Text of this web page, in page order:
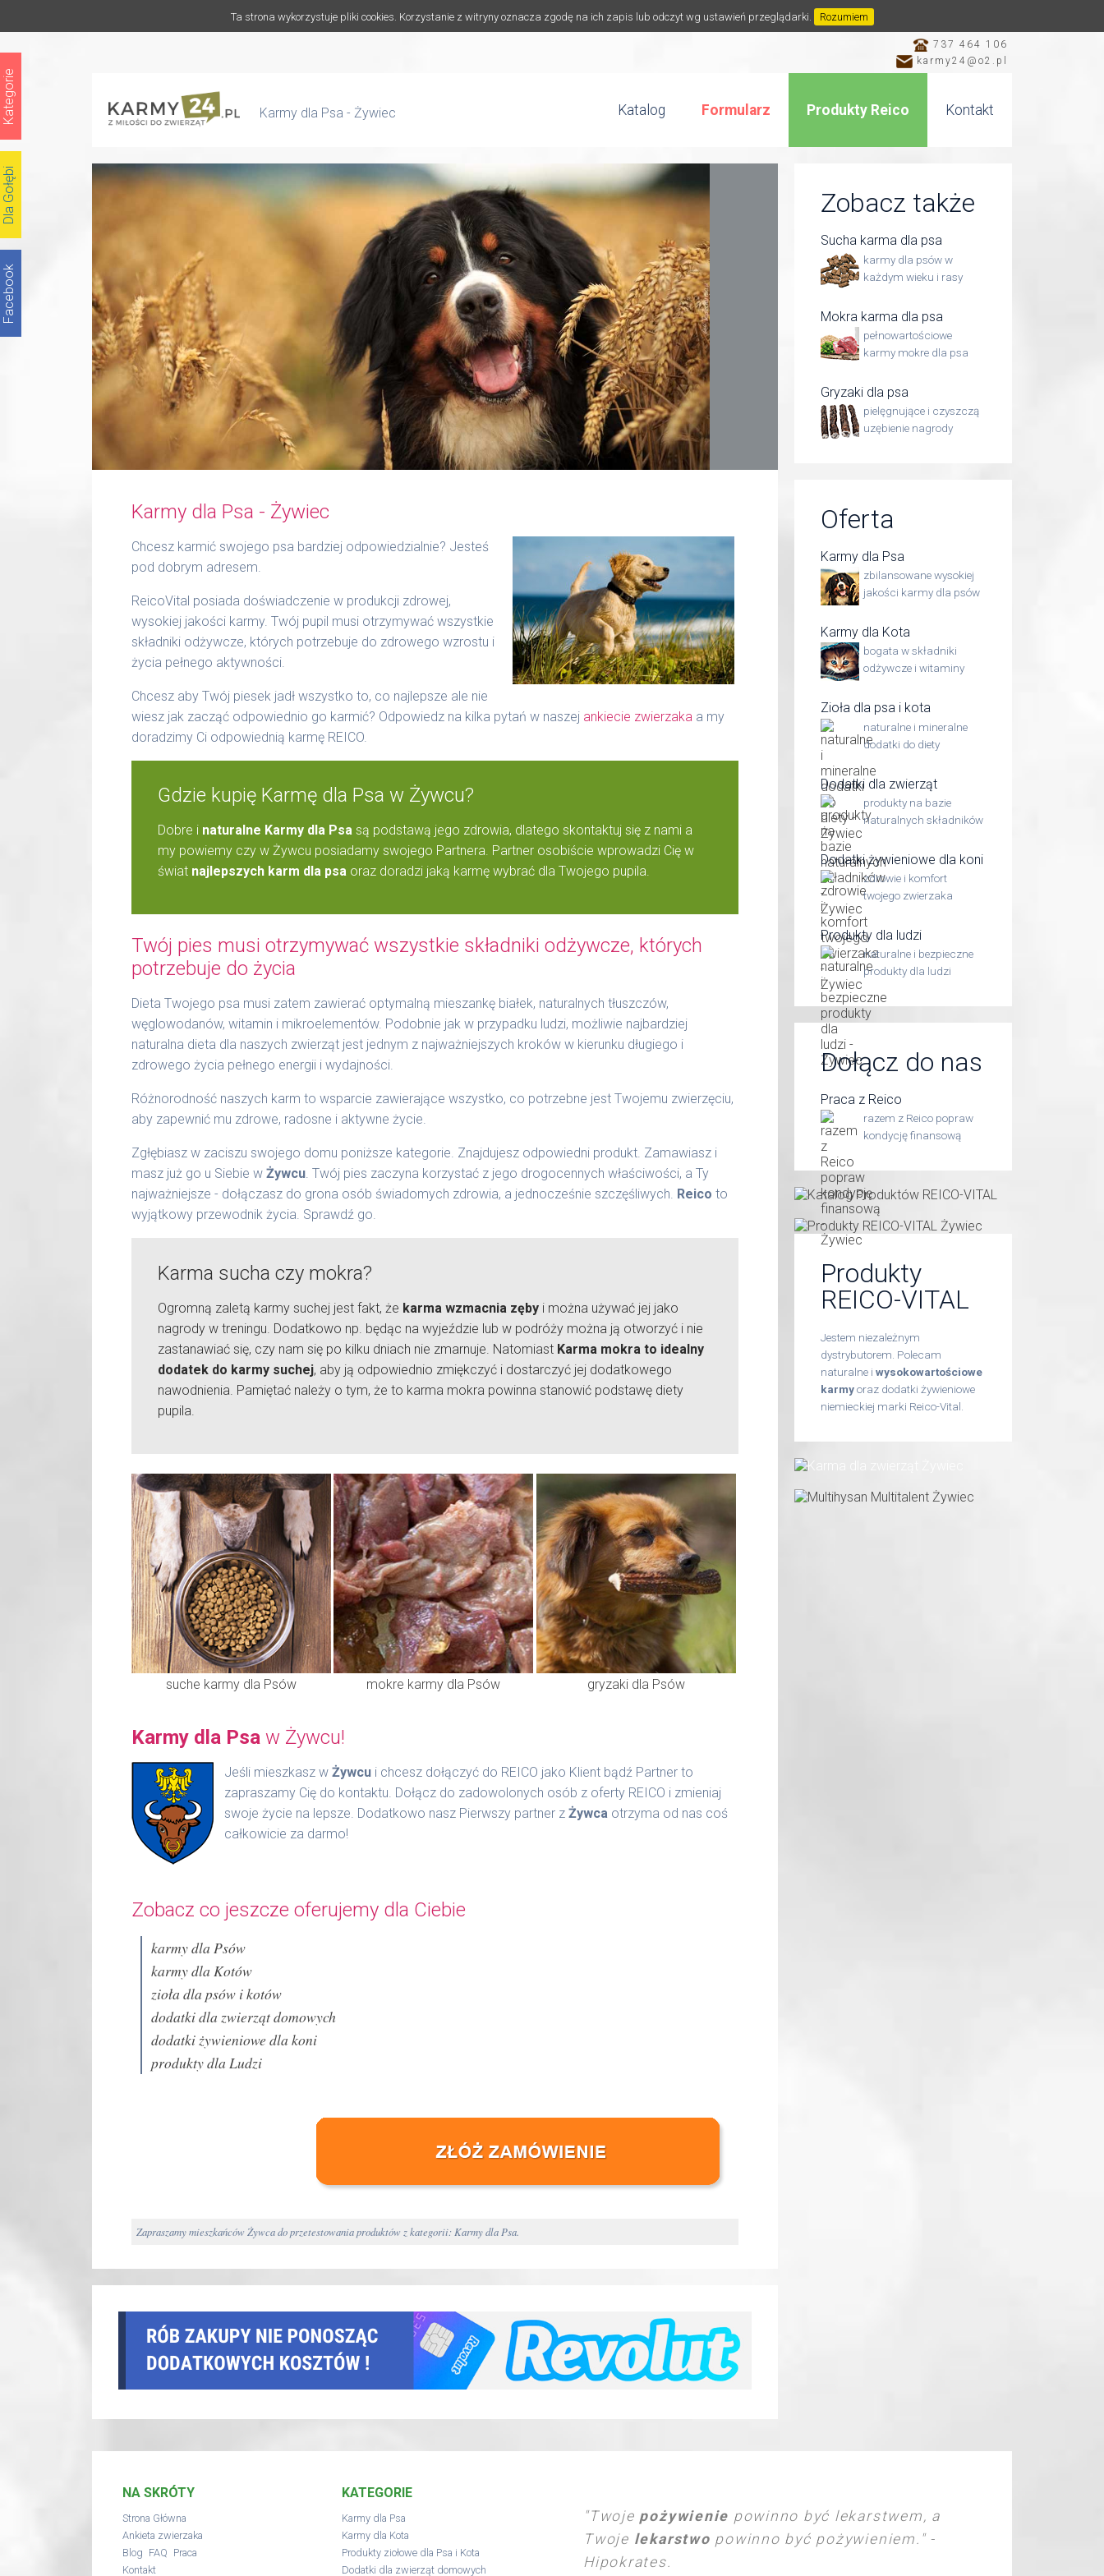
Ta strona wykorzystuje pliki cookies. Korzystanie z witryny oznacza zgodę na ich zapis lub odczyt wg ustawień przeglądarki. Rozumiem
737 464 106
karmy24@o2.pl
Karmy dla Psa - Żywiec Katalog Formularz Produkty Reico Kontakt
Karmy dla Psa - Żywiec
Chcesz karmić swojego psa bardziej odpowiedzialnie? Jesteś
pod dobrym adresem.
ReicoVital posiada doświadczenie w produkcji zdrowej,
wysokiej jakości karmy. Twój pupil musi otrzymywać wszystkie
składniki odżywcze, których potrzebuje do zdrowego wzrostu i
życia pełnego aktywności.
Chcesz aby Twój piesek jadł wszystko to, co najlepsze ale nie
wiesz jak zacząć odpowiednio go karmić? Odpowiedz na kilka pytań w naszej ankiecie zwierzaka a my
doradzimy Ci odpowiednią karmę REICO.
Gdzie kupię Karmę dla Psa w Żywcu?
Dobre i naturalne Karmy dla Psa są podstawą jego zdrowia, dlatego skontaktuj się z nami a
my powiemy czy w Żywcu posiadamy swojego Partnera. Partner osobiście wprowadzi Cię w
świat najlepszych karm dla psa oraz doradzi jaką karmę wybrać dla Twojego pupila.
Twój pies musi otrzymywać wszystkie składniki odżywcze, których
potrzebuje do życia
Dieta Twojego psa musi zatem zawierać optymalną mieszankę białek, naturalnych tłuszczów,
węglowodanów, witamin i mikroelementów. Podobnie jak w przypadku ludzi, możliwie najbardziej
naturalna dieta dla naszych zwierząt jest jednym z najważniejszych kroków w kierunku długiego i
zdrowego życia pełnego energii i wydajności.
Różnorodność naszych karm to wsparcie zawierające wszystko, co potrzebne jest Twojemu zwierzęciu,
aby zapewnić mu zdrowe, radosne i aktywne życie.
Zgłębiasz w zaciszu swojego domu poniższe kategorie. Znajdujesz odpowiedni produkt. Zamawiasz i
masz już go u Siebie w Żywcu. Twój pies zaczyna korzystać z jego drogocennych właściwości, a Ty
najważniejsze - dołączasz do grona osób świadomych zdrowia, a jednocześnie szczęśliwych. Reico to
wyjątkowy przewodnik życia. Sprawdź go.
Karma sucha czy mokra?
Ogromną zaletą karmy suchej jest fakt, że karma wzmacnia zęby i można używać jej jako
nagrody w treningu. Dodatkowo np. będąc na wyjeździe lub w podróży można ją otworzyć i nie
zastanawiać się, czy nam się po kilku dniach nie zmarnuje. Natomiast Karma mokra to idealny
dodatek do karmy suchej, aby ją odpowiednio zmiękczyć i dostarczyć jej dodatkowego
nawodnienia. Pamiętać należy o tym, że to karma mokra powinna stanowić podstawę diety
pupila.
suche karmy dla Psów mokre karmy dla Psów gryzaki dla Psów
Karmy dla Psa w Żywcu!
Jeśli mieszkasz w Żywcui chcesz dołączyć do REICO jako Klient bądź Partner to
zapraszamy Cię do kontaktu. Dołącz do zadowolonych osób z oferty REICO i zmieniaj
swoje życie na lepsze. Dodatkowo nasz Pierwszy partner z Żywcaotrzyma od nas coś
całkowicie za darmo!
Zobacz co jeszcze oferujemy dla Ciebie
karmy dla Psów
karmy dla Kotów
zioła dla psów i kotów
dodatki dla zwierząt domowych
dodatki żywieniowe dla koni
produkty dla Ludzi
Zapraszamy mieszkańców Żywca do przetestowania produktów z kategorii: Karmy dla Psa.
Zobacz także
Sucha karma dla psa
karmy dla psów w
każdym wieku i rasy
Mokra karma dla psa
pełnowartościowe
karmy mokre dla psa
Gryzaki dla psa
pielęgnujące i czyszczą
uzębienie nagrody
Oferta
Karmy dla Psa
zbilansowane wysokiej
jakości karmy dla psów
Karmy dla Kota
bogata w składniki
odżywcze i witaminy
Zioła dla psa i kota
naturalne i mineralne
dodatki do diety
Dodatki dla zwierząt
produkty na bazie
naturalnych składników
Dodatki żywieniowe dla koni
zdrowie i komfort
twojego zwierzaka
Produkty dla ludzi
naturalne i bezpieczne
produkty dla ludzi
Dołącz do nas
Praca z Reico
razem z Reico popraw
kondycję finansową
Produkty
REICO-VITAL
Jestem niezależnym
dystrybutorem. Polecam
naturalne i wysokowartościowe
karmyoraz dodatki żywieniowe
niemieckiej marki Reico-Vital.
NA SKRÓTY
Strona Główna
Ankieta zwierzaka
Blog FAQ Praca
Kontakt
KATEGORIE
Karmy dla Psa
Karmy dla Kota
Produkty ziołowe dla Psa i Kota
Dodatki dla zwierząt domowych
"Twoje pożywienie powinno być lekarstwem, a
Twoje lekarstwo powinno być pożywieniem." -
Hipokrates.
Facebook
Dla Gołębi
Kategorie